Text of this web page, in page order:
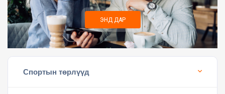
ЭНД ДАР
Спортын төрлүүд